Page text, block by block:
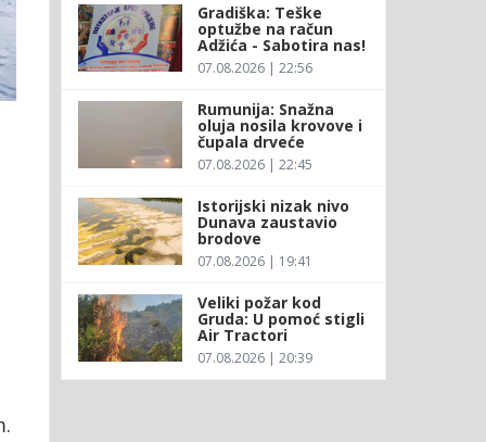
Gradiška: Teške
optužbe na račun
Adžića - Sabotira nas!
07.08.2026 | 22:56
Rumunija: Snažna
oluja nosila krovove i
čupala drveće
07.08.2026 | 22:45
Istorijski nizak nivo
Dunava zaustavio
brodove
07.08.2026 | 19:41
Veliki požar kod
Gruda: U pomoć stigli
Air Tractori
07.08.2026 | 20:39